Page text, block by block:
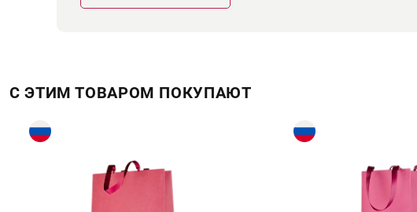
С ЭТИМ ТОВАРОМ ПОКУПАЮТ